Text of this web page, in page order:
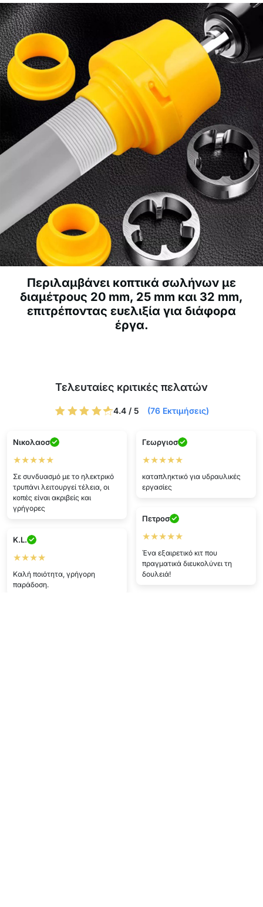
Περιλαμβάνει κοπτικά σωλήνων με
διαμέτρους 20 mm, 25 mm και 32 mm,
επιτρέποντας ευελιξία για διάφορα
έργα.
Τελευταίες κριτικές πελατών
4.4 / 5 (76 Εκτιμήσεις)
Νικολαοσ
★★★★★
Σε συνδυασμό με το ηλεκτρικό
τρυπάνι λειτουργεί τέλεια, οι
κοπές είναι ακριβείς και
γρήγορες
Γεωργιοσ
★★★★★
καταπληκτικό για υδραυλικές
εργασίες
Πετροσ
★★★★★
Ένα εξαιρετικό κιτ που
πραγματικά διευκολύνει τη
δουλειά!
K.L.
★★★★
Καλή ποιότητα, γρήγορη
παράδοση.